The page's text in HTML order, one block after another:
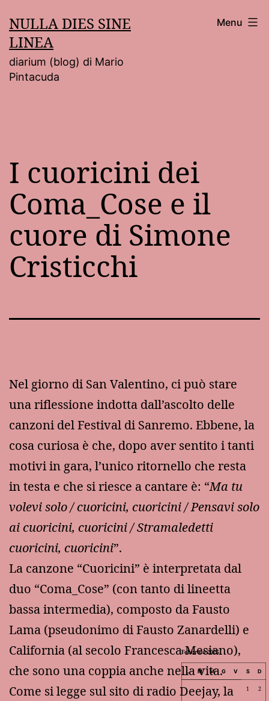
al
contenuto
NULLA DIES SINE
LINEA
diarium (blog) di Mario
Pintacuda
Menu
I cuoricini dei
Coma_Cose e il
cuore di Simone
Cristicchi
Nel giorno di San Valentino, ci può stare
una riflessione indotta dall’ascolto delle
canzoni del Festival di Sanremo. Ebbene, la
cosa curiosa è che, dopo aver sentito i tanti
motivi in gara, l’unico ritornello che resta
in testa e che si riesce a cantare è: “Ma tu
volevi solo / cuoricini, cuoricini / Pensavi solo
ai cuoricini, cuoricini / Stramaledetti
cuoricini, cuoricini”.
La canzone “Cuoricini” è interpretata dal
duo “Coma_Cose” (con tanto di lineetta
bassa intermedia), composto da Fausto
Lama (pseudonimo di Fausto Zanardelli) e
California (al secolo Francesca Mesiano),
che sono una coppia anche nella vita.
Come si legge sul sito di radio Deejay, la
Febbraio 2025
L M M G V S D
1 2